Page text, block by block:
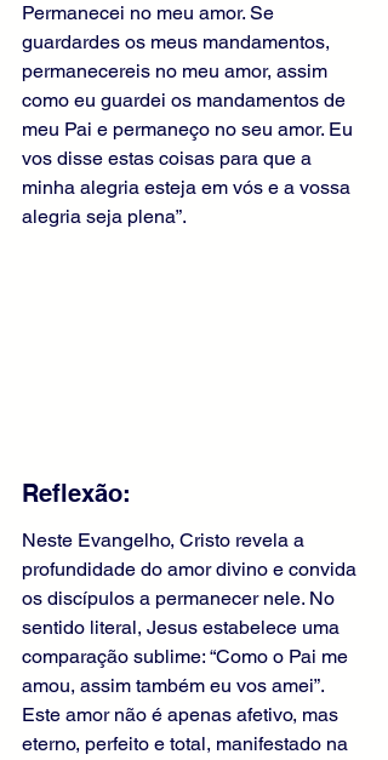
Permanecei no meu amor. Se
guardardes os meus mandamentos,
permanecereis no meu amor, assim
como eu guardei os mandamentos de
meu Pai e permaneço no seu amor. Eu
vos disse estas coisas para que a
minha alegria esteja em vós e a vossa
alegria seja plena”.
Reflexão:
Neste Evangelho, Cristo revela a
profundidade do amor divino e convida
os discípulos a permanecer nele. No
sentido literal, Jesus estabelece uma
comparação sublime: “Como o Pai me
amou, assim também eu vos amei”.
Este amor não é apenas afetivo, mas
eterno, perfeito e total, manifestado na